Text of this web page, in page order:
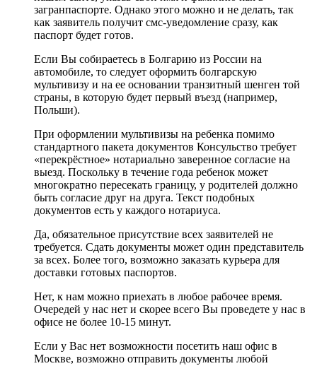
загранпаспорте. Однако этого можно и не делать, так
как заявитель получит смс-уведомление сразу, как
паспорт будет готов.
Если Вы собираетесь в Болгарию из России на
автомобиле, то следует оформить болгарскую
мультивизу и на ее основании транзитный шенген той
страны, в которую будет первый въезд (например,
Польши).
При оформлении мультивизы на ребенка помимо
стандартного пакета документов Консульство требует
«перекрёстное» нотариально заверенное согласие на
выезд. Поскольку в течение года ребенок может
многократно пересекать границу, у родителей должно
быть согласие друг на друга. Текст подобных
документов есть у каждого нотариуса.
Да, обязательное присутствие всех заявителей не
требуется. Сдать документы может один представитель
за всех. Более того, возможно заказать курьера для
доставки готовых паспортов.
Нет, к нам можно приехать в любое рабочее время.
Очередей у нас нет и скорее всего Вы проведете у нас в
офисе не более 10-15 минут.
Если у Вас нет возможности посетить наш офис в
Москве, возможно отправить документы любой